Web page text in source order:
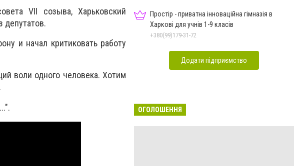
VII созыва, Харьковский
депутатов.
и начал критиковать работу
воли одного человека. Хотим
Простір - приватна інноваційна гімназія в
Харкові для учнів 1-9 класів
+380(99)179-31-72
Додати підприємство
ОГОЛОШЕННЯ